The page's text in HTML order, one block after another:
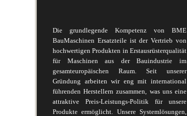
Die grundlegende Kompetenz von BME
BauMaschinen Ersatzteile ist der Vertrieb von
hochwertigen Produkten in Erstausrüsterqualität
für Maschinen aus der Bauindustrie im
gesamteuropäischen Raum. Seit unserer
Gründung arbeiten wir eng mit international
führenden Herstellern zusammen, was uns eine
attraktive Preis-Leistungs-Politik für unsere
Produkte ermöglicht. Unsere Systemlösungen,